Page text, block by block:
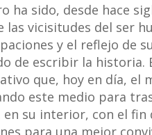
ha sido, desde hace
las vicisitudes del ser
y el reflejo de
de escribir la historia.
que, hoy en día, el
este medio para
su interior, con el
para una mejor